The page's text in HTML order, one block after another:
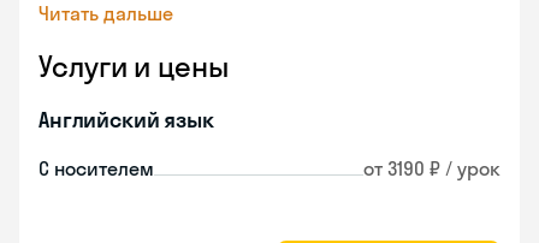
Читать дальше
Услуги и цены
Английский язык
С носителем от 3190 ₽ / урок